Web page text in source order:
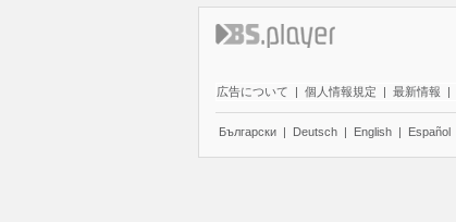
広告について | 個人情報規定 | 最新情報 |
Български | Deutsch | English | Español